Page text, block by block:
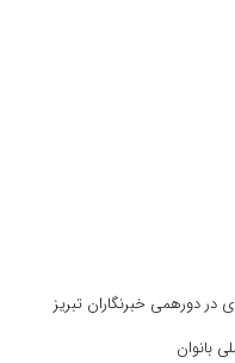
در دورهمی خبرنگاران تبریز
بانوان